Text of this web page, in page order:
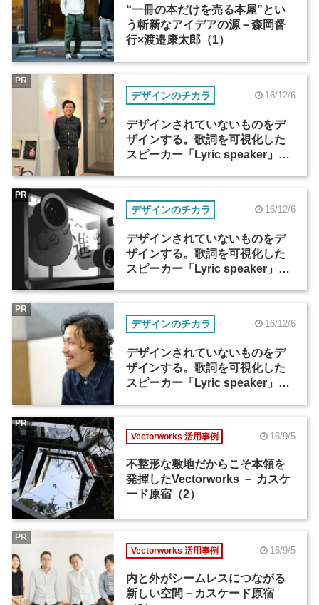
“一冊の本だけを売る本屋”とい
う斬新なアイデアの源－森岡督
行×渡邉康太郎（1）
デザインのチカラ 16/12/6
デザインされていないものをデ
ザインする。歌詞を可視化した
スピーカー「Lyric speaker」―
PR
デザインのチカラ 16/12/6
デザインされていないものをデ
ザインする。歌詞を可視化した
スピーカー「Lyric speaker」―
PR
デザインのチカラ 16/12/6
デザインされていないものをデ
ザインする。歌詞を可視化した
スピーカー「Lyric speaker」―
PR
Vectorworks 活用事例 16/9/5
不整形な敷地だからこそ本領を
発揮したVectorworks － カスケ
ード原宿（2）
PR
Vectorworks 活用事例 16/9/5
内と外がシームレスにつながる
新しい空間－カスケード原宿
PR